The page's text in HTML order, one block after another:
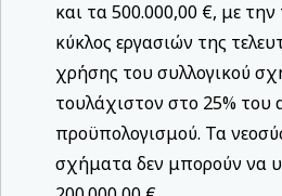
και τα 500.000,00 €, με
κύκλος εργασιών της
χρήσης του συλλογικού
τουλάχιστον στο 25% του
προϋπολογισμού. Τα
σχήματα δεν μπορούν να